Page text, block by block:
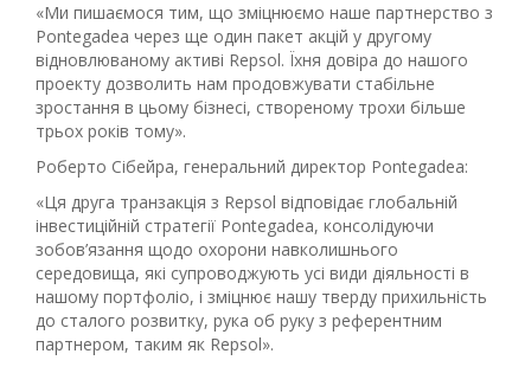
«Ми пишаємося тим, що зміцнюємо наше партнерство з
Pontegadea через ще один пакет акцій у другому
відновлюваному активі Repsol. Їхня довіра до нашого
проекту дозволить нам продовжувати стабільне
зростання в цьому бізнесі, створеному трохи більше
трьох років тому».
Роберто Сібейра, генеральний директор Pontegadea:
«Ця друга транзакція з Repsol відповідає глобальній
інвестиційній стратегії Pontegadea, консолідуючи
зобов’язання щодо охорони навколишнього
середовища, які супроводжують усі види діяльності в
нашому портфоліо, і зміцнює нашу тверду прихильність
до сталого розвитку, рука об руку з референтним
партнером, таким як Repsol».